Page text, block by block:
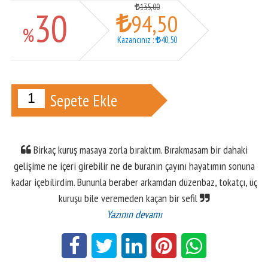
%30 135,00
94,50
Kazancınız : 40,50
Sepete Ekle
Birkaç kuruş masaya zorla bıraktım. Bırakmasam bir dahaki
gelişime ne içeri girebilir ne de buranın çayını hayatımın sonuna
kadar içebilirdim. Bununla beraber arkamdan düzenbaz, tokatçı, üç
kuruşu bile veremeden kaçan bir sefil
Yazının devamı